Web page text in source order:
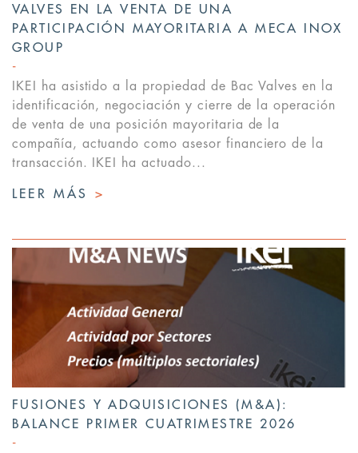
VALVES EN LA VENTA DE UNA
PARTICIPACIÓN MAYORITARIA A MECA INOX
GROUP
IKEI ha asistido a la propiedad de Bac Valves en la
identificación, negociación y cierre de la operación
de venta de una posición mayoritaria de la
compañía, actuando como asesor financiero de la
transacción. IKEI ha actuado...
LEER MÁS >
FUSIONES Y ADQUISICIONES (M&A):
BALANCE PRIMER CUATRIMESTRE 2026